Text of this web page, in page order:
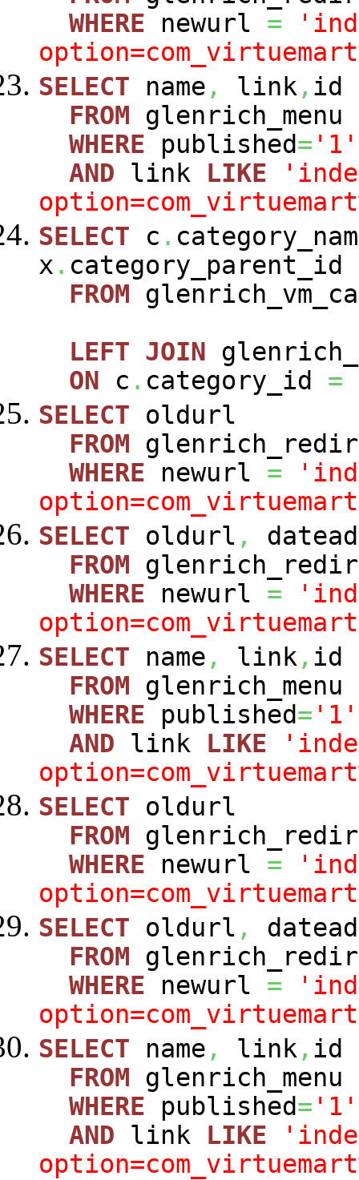
WHERE newurl =
SELECT name , link, id
FROM glenrich_menu
WHERE published= '1'
AND link LIKE
SELECT c .
x . category_parent_id
FROM
LEFT JOIN
ON c . category_id =
SELECT oldurl
FROM
WHERE newurl =
SELECT oldurl ,
FROM
WHERE newurl =
SELECT name , link, id
FROM glenrich_menu
WHERE published= '1'
AND link LIKE
SELECT oldurl
FROM
WHERE newurl =
SELECT oldurl ,
FROM
WHERE newurl =
SELECT name , link, id
FROM glenrich_menu
WHERE published= '1'
AND link LIKE